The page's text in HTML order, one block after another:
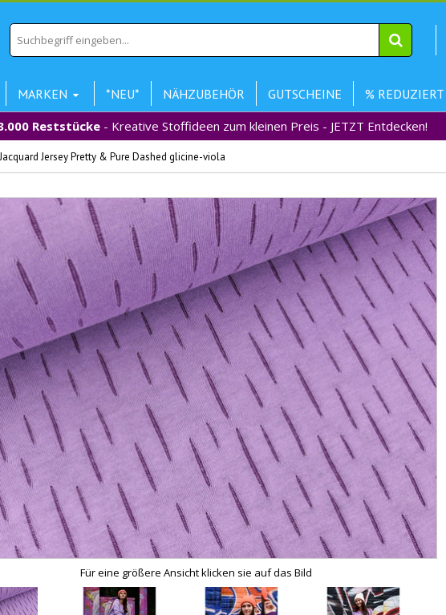
MARKEN *NEU* NÄHZUBEHÖR GUTSCHEINE % REDUZIERT
Reststücke - Kreative Stoffideen zum kleinen Preis - JETZT Entdecken!
Jersey Pretty & Pure Dashed glicine-viola
Für eine größere Ansicht klicken sie auf das Bild